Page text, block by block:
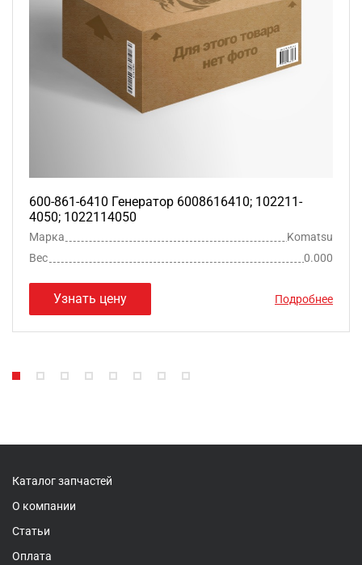
600-861-6410 Генератор 6008616410; 102211-
4050; 1022114050
Марка
Komatsu
Вес
0.000
Узнать цену Подробнее
Каталог запчастей
О компании
Статьи
Оплата